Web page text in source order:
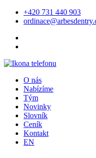
+420 731 440 903
O nás
Nabízíme
Tým
Novinky
Slovník
Ceník
Kontakt
EN